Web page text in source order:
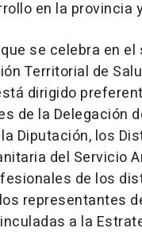
en la provincia
se celebra en
Territorial de
dirigido
de la Delegación
Diputación, los
del Servicio
de los
representantes
a la